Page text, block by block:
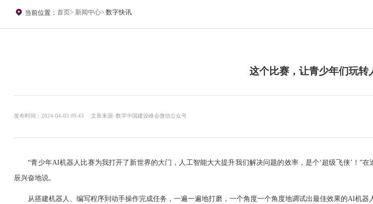
当前位置：首页 新闻中心 数字快讯
这个比赛，让青少年们玩转
发布时间：2024-04-03 09:43 文章来源: 数字中国建设峰会微信公众号
“青少年AI机器人比赛为我打开了新世界的大门，人工智能大大提升我们解决问题的效率，是个‘超级飞侠’！”
辰兴奋地说。
从搭建机器人、编写程序到动手操作完成任务，一遍一遍地打磨，一个角度一个角度地调试出最佳效果的AI机器